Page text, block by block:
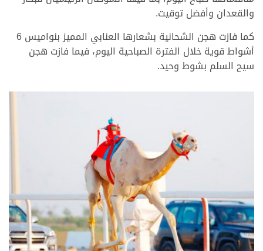
والقعدان وأفضل توقيت.
كما فازت هجن الشحانية بشعارها العنابي المميز بنواميس 6
أشواط قوية خلال الفترة الصباحية اليوم، فيما فازت هجن
سيح السلم بشوط وحيد.